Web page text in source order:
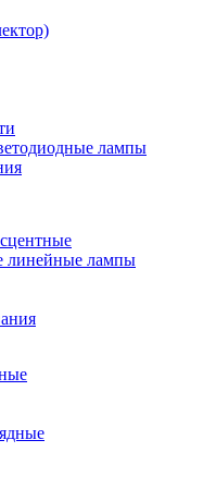
лампы
линейные лампы